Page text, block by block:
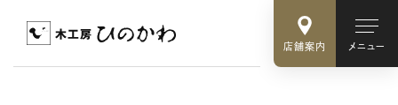
店舗案内 メニュー